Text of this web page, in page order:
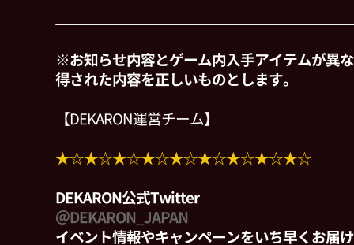
※お知らせ内容とゲーム内入手アイテムが異
得された内容を正しいものとします。
【DEKARON運営チーム】
★☆★☆★☆★☆★☆★☆★☆★☆★☆
DEKARON公式Twitter
＠DEKARON_JAPAN
イベント情報やキャンペーンをいち早くお届